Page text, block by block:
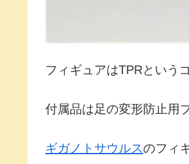
フィギュアはTPRという
付属品は足の変形防止用
ギガノトサウルスのフィ